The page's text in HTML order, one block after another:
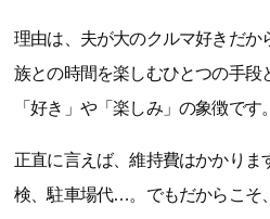
理由は、夫が大のクルマ好きだか
族との時間を楽しむひとつの手段
「好き」や「楽しみ」の象徴です。
正直に言えば、維持費はかかりま
検、駐車場代…。でもだからこそ